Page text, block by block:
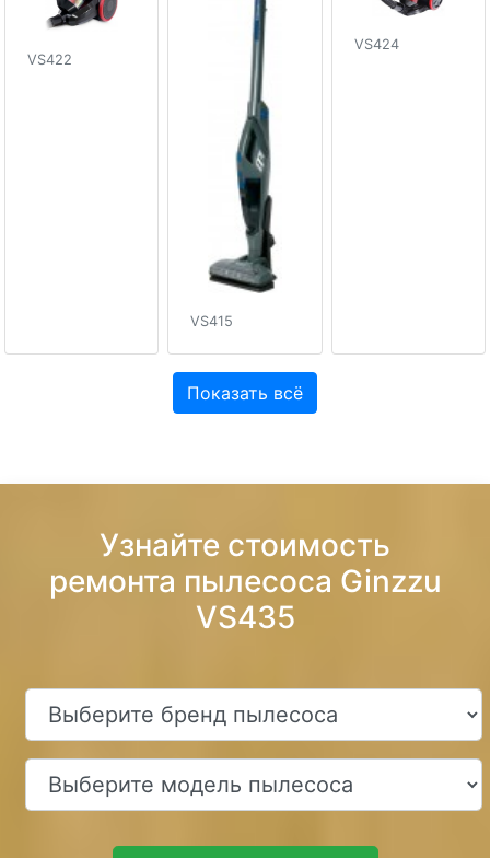
VS422
VS415
VS424
Показать всё
Узнайте стоимость
ремонта пылесоса Ginzzu
VS435